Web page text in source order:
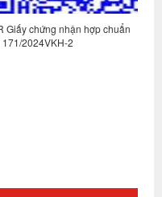
Giấy chứng nhận hợp chuẩn
171/2024VKH-2